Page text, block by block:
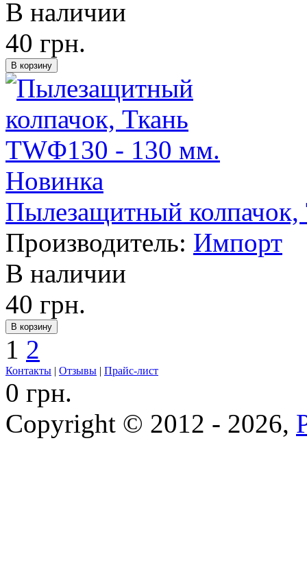
В наличии
40 грн.
Новинка
Пылезащитный
Производитель: Импорт
В наличии
40 грн.
1 2
Контакты | Отзывы | Прайс-лист
0 грн.
Copyright © 2012 - 2026,